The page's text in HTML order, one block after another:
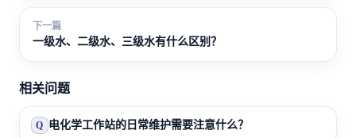
下一篇
一级水、二级水、三级水有什么区别？
相关问题
Q 电化学工作站的日常维护需要注意什么？